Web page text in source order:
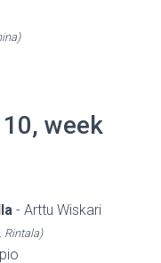
week
- Arttu Wiskari
Rintala)